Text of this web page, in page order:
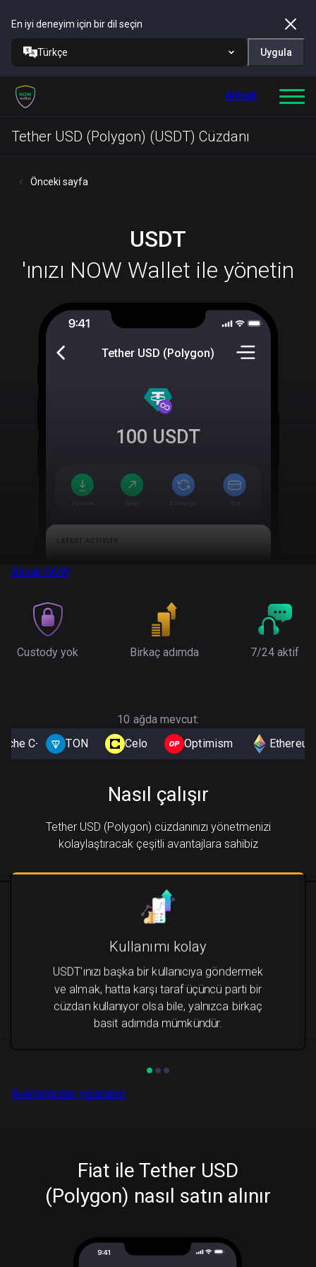
En iyi deneyim için bir dil seçin
Türkçe Uygula
Almak
Tether USD (Polygon) (USDT) Cüzdanı
Önceki sayfa
USDT
'ınızı NOW Wallet ile yönetin
Tether USD (Polygon)
100 USDT
Almak NOW
Custody yok Birkaç adımda 7/24 aktif
10 ağda mevcut:
C-Chain
Solana Binance Smart Chain
TON Celo Optimism
Nasıl çalışır
Tether USD (Polygon) cüzdanınızı yönetmenizi
kolaylaştıracak çeşitli avantajlara sahibiz
Kullanımı kolay
USDT'ınızı başka bir kullanıcıya göndermek
ve almak, hatta karşı taraf üçüncü parti bir
cüzdan kullanıyor olsa bile, yalnızca birkaç
basit adımda mümkündür.
Avantajlardan yararlanın
Fiat ile Tether USD
(Polygon) nasıl satın alınır